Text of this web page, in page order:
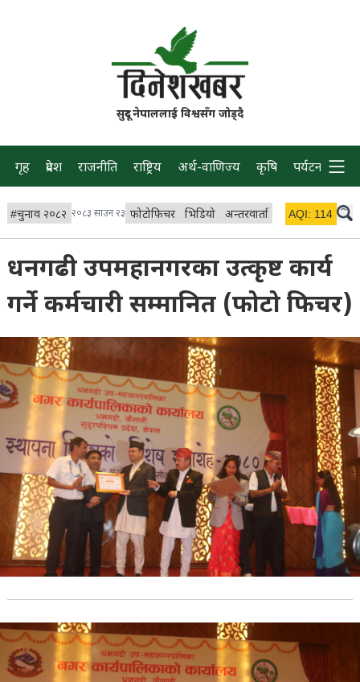
सुदूर नेपाललाई विश्वसँग जोड्दै
गृह प्रदेश राजनीति राष्ट्रिय अर्थ-वाणिज्य कृषि पर्यटन प्रवास
#चुनाव २०८२ २०८३ साउन २३ फोटोफिचर भिडियो अन्तरवार्ता विचार/ब्लग
AQI: 114
धनगढी उपमहानगरका उत्कृष्ट कार्य
गर्ने कर्मचारी सम्मानित (फोटो फिचर)